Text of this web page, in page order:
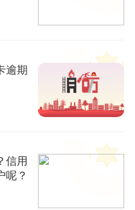
逾期
信用
呢？